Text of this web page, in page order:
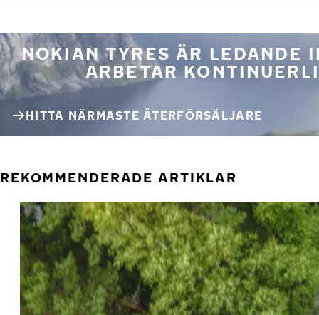
NOKIAN TYRES ÄR LEDANDE
ARBETAR
HITTA NÄRMASTE ÅTERFÖRSÄLJARE
REKOMMENDERADE ARTIKLAR